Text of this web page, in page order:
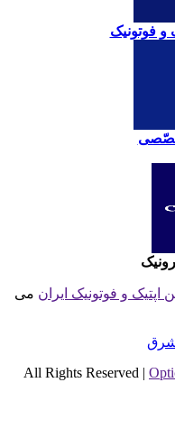
فوتونیک
و فوتونیک ایران می